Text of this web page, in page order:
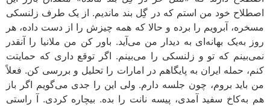
اصطلاح خود من استم که در گِل بند ماندیم. از یک طرف زلنسکی
مسخره، آبرویم را برده و حالا که همه چیزش را از دست داده، هر
روز به‌یک بهانه‌ای به دیدار من می‌آید. باور کن من ملانیا را آنقدر
نمی‌بینم که تو و زلنسکی را می‌بینم. اگر توقع داری که حمایتت
کنم، حمله ایران به پایگاهم در امارات را تحلیل و بررسی کن. فعلاً
من باید بروم، چون جلسه دارم. ولی این را جدی می‌گویم اگر باز
هم به‌کاخ سفید آمدی، پیسه نانت را بده. بیچاره کردی. آ راستی